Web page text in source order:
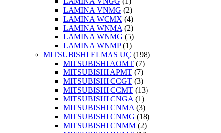
LAMINA VNMG (2)
LAMINA WCMX (4)
LAMINA WNMA (2)
LAMINA WNMG (5)
LAMINA WNMP(1)
MITSUBISHI ELMAS UÇ (198)
MITSUBISHI AOMT (7)
MITSUBISHI APMT (7)
MITSUBISHI CCGT (3)
MITSUBISHI CCMT (13)
MITSUBISHI CNGA (1)
MITSUBISHI CNMA (3)
MITSUBISHI CNMG (18)
MITSUBISHI CNMM (2)